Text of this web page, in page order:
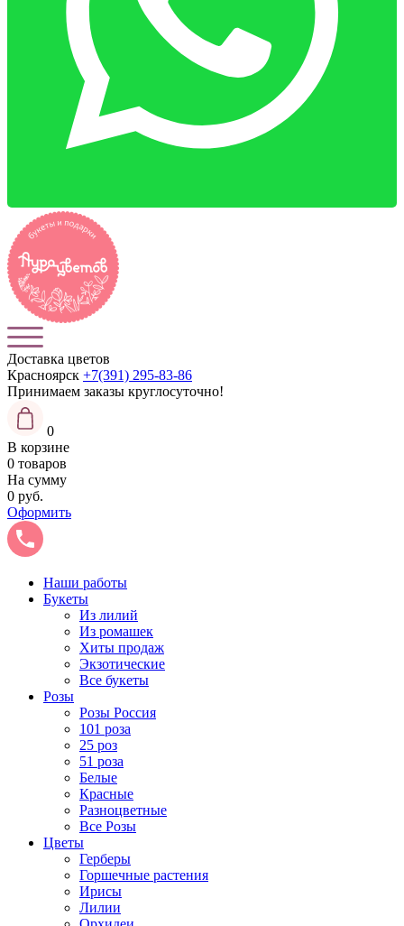
Доставка цветов
Красноярск +7(391) 295-83-86
Принимаем заказы круглосуточно!
0
В корзине
0 товаров
На сумму
0 руб.
Оформить
Наши работы
Букеты
Из лилий
Из ромашек
Хиты продаж
Экзотические
Все букеты
Розы
Розы Россия
101 роза
25 роз
51 роза
Белые
Красные
Разноцветные
Все Розы
Цветы
Герберы
Горшечные растения
Ирисы
Лилии